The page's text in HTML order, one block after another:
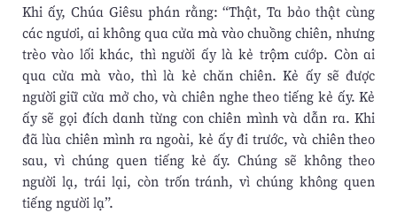
Khi ấy, Chúa Giêsu phán rằng: “Thật, Ta bảo thật cùng
các ngươi, ai không qua cửa mà vào chuồng chiên, nhưng
trèo vào lối khác, thì người ấy là kẻ trộm cướp. Còn ai
qua cửa mà vào, thì là kẻ chăn chiên. Kẻ ấy sẽ được
người giữ cửa mở cho, và chiên nghe theo tiếng kẻ ấy. Kẻ
ấy sẽ gọi đích danh từng con chiên mình và dẫn ra. Khi
đã lùa chiên mình ra ngoài, kẻ ấy đi trước, và chiên theo
sau, vì chúng quen tiếng kẻ ấy. Chúng sẽ không theo
người lạ, trái lại, còn trốn tránh, vì chúng không quen
tiếng người lạ”.